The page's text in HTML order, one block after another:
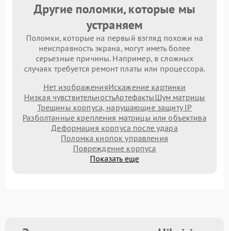
Другие поломки, которые мы
устраняем
Поломки, которые на первый взгляд похожи на
неисправность экрана, могут иметь более
серьезные причины. Например, в сложных
случаях требуется ремонт платы или процессора.
Нет изображенияИскажение картинки
Низкая чувствительностьАртефактыШум матрицы
Трещины корпуса, нарушающие защиту IP
Разболтанные крепления матрицы или объектива
Деформация корпуса после удара
Поломка кнопок управления
Повреждение корпуса
Показать еще